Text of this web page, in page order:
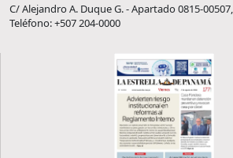
C/ Alejandro A. Duque G. - Apartado 0815-
Teléfono: +507 204-0000